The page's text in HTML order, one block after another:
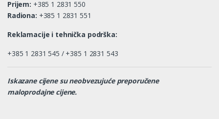
Prijem: +385 1 2831 550
Radiona: +385 1 2831 551
Reklamacije i tehnička podrška:
+385 1 2831 545 / +385 1 2831 543
Iskazane cijene su neobvezujuće preporučene
maloprodajne cijene.